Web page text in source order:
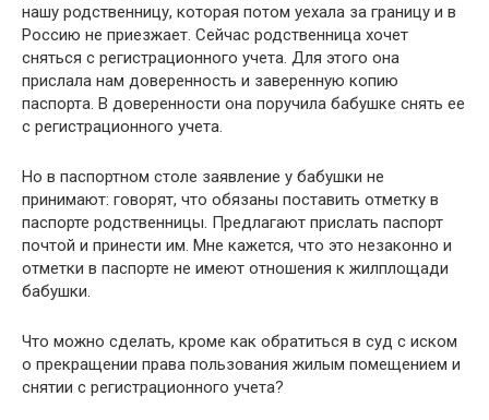
нашу родственницу, которая потом уехала за границу и в
Россию не приезжает. Сейчас родственница хочет
сняться с регистрационного учета. Для этого она
прислала нам доверенность и заверенную копию
паспорта. В доверенности она поручила бабушке снять ее
с регистрационного учета.
Но в паспортном столе заявление у бабушки не
принимают: говорят, что обязаны поставить отметку в
паспорте родственницы. Предлагают прислать паспорт
почтой и принести им. Мне кажется, что это незаконно и
отметки в паспорте не имеют отношения к жилплощади
бабушки.
Что можно сделать, кроме как обратиться в суд с иском
о прекращении права пользования жилым помещением и
снятии с регистрационного учета?